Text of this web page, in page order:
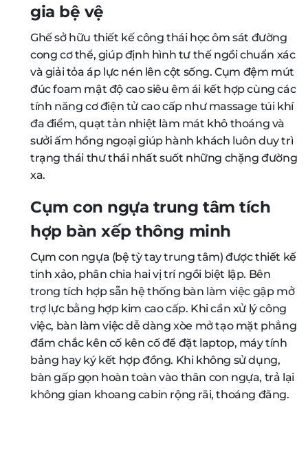
gia bệ vệ
Ghế sở hữu thiết kế công thái học ôm sát đường
cong cơ thể, giúp định hình tư thế ngồi chuẩn xác
và giải tỏa áp lực nén lên cột sống. Cụm đệm mút
đúc foam mật độ cao siêu êm ái kết hợp cùng các
tính năng cơ điện tử cao cấp như massage túi khí
đa điểm, quạt tản nhiệt làm mát khô thoáng và
sưởi ấm hồng ngoại giúp hành khách luôn duy trì
trạng thái thư thái nhất suốt những chặng đường
xa.
Cụm con ngựa trung tâm tích
hợp bàn xếp thông minh
Cụm con ngựa (bệ tỳ tay trung tâm) được thiết kế
tinh xảo, phân chia hai vị trí ngồi biệt lập. Bên
trong tích hợp sẵn hệ thống bàn làm việc gập mở
trợ lực bằng hợp kim cao cấp. Khi cần xử lý công
việc, bàn làm việc dễ dàng xòe mở tạo mặt phẳng
đầm chắc kên cố kên cố để đặt laptop, máy tính
bảng hay ký kết hợp đồng. Khi không sử dụng,
bàn gấp gọn hoàn toàn vào thân con ngựa, trả lại
không gian khoang cabin rộng rãi, thoáng đãng.